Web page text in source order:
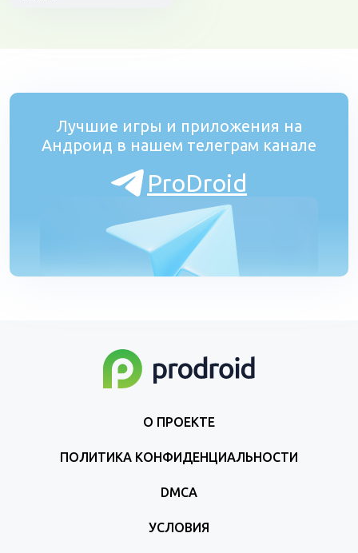
Лучшие игры и приложения на
Андроид в нашем телеграм канале
ProDroid
О ПРОЕКТЕ
ПОЛИТИКА КОНФИДЕНЦИАЛЬНОСТИ
DMCA
УСЛОВИЯ